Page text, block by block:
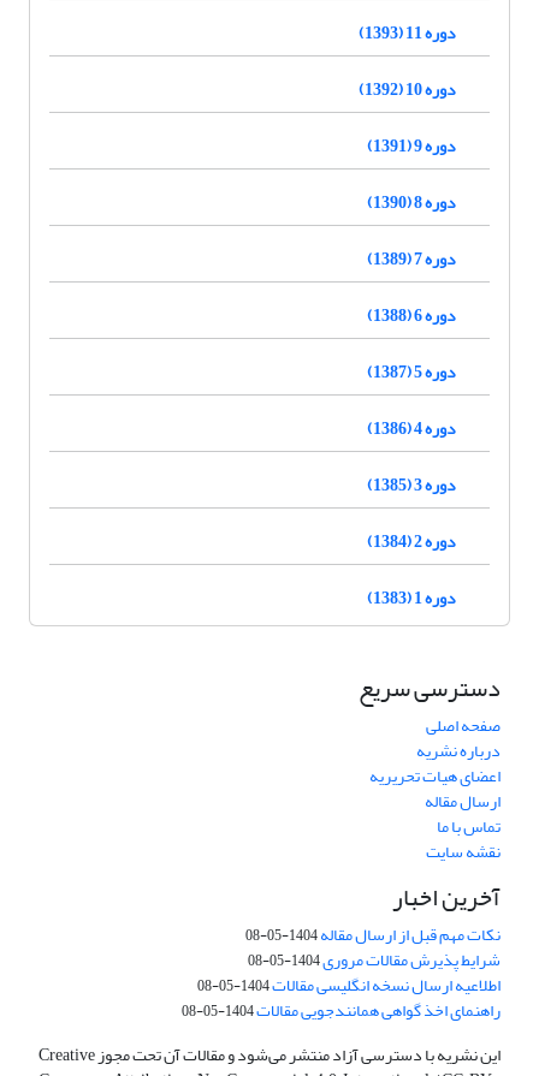
دوره 11 (1393)
دوره 10 (1392)
دوره 9 (1391)
دوره 8 (1390)
دوره 7 (1389)
دوره 6 (1388)
دوره 5 (1387)
دوره 4 (1386)
دوره 3 (1385)
دوره 2 (1384)
دوره 1 (1383)
دسترسی سریع
صفحه اصلی
درباره نشریه
اعضای هیات تحریریه
ارسال مقاله
تماس با ما
نقشه سایت
آخرین اخبار
نکات مهم قبل از ارسال مقاله1404-05-08
شرایط پذیرش مقالات مروری1404-05-08
اطلاعیه ارسال نسخه انگلیسی مقالات1404-05-08
راهنمای اخذ گواهی همانندجویی مقالات1404-05-08
این نشریه با دسترسی آزاد منتشر می‌شود و مقالات آن تحت مجوز Creative